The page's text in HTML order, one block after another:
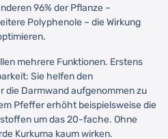
96% der Pflanze –
Polyphenole – die Wirkung
mehrere Funktionen. Erstens
Sie helfen den
die Darmwand aufgenommen zu
Pfeffer erhöht beispielsweise die
um das 20-fache. Ohne
Kurkuma kaum wirken.